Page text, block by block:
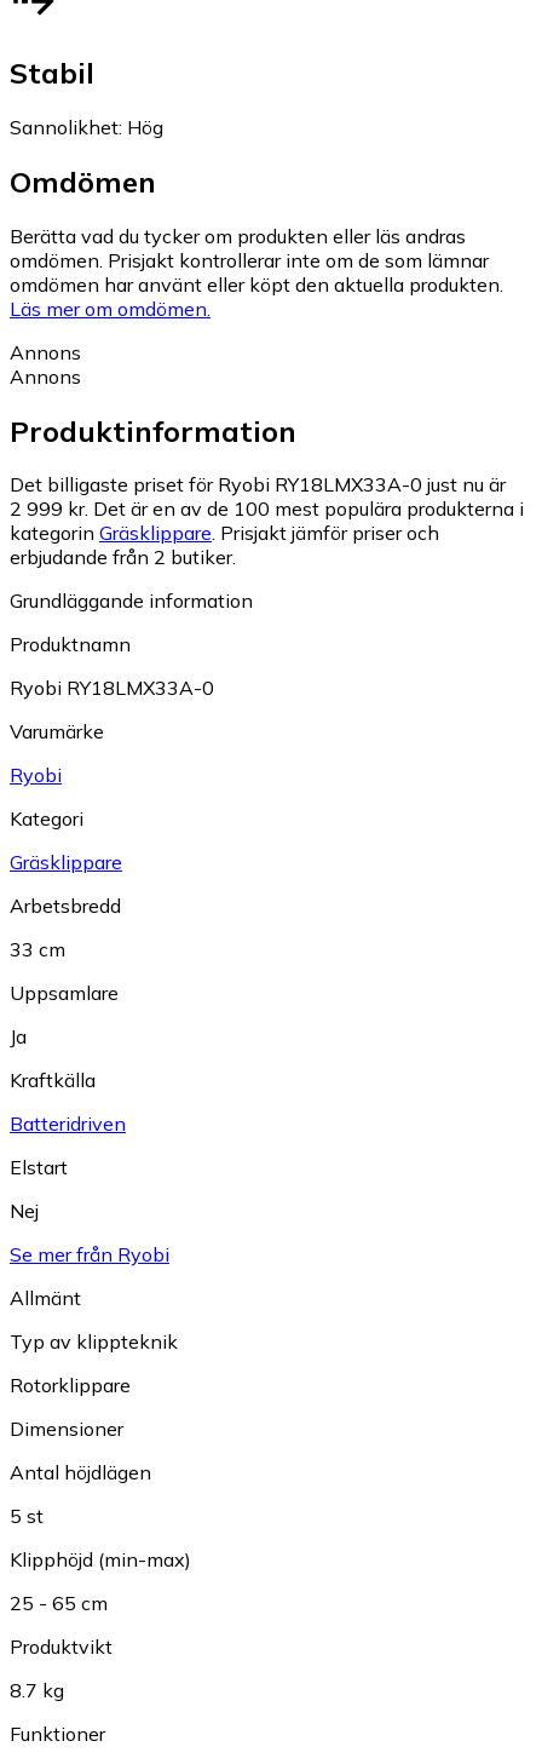
Stabil
Sannolikhet: Hög
Omdömen
Berätta vad du tycker om produkten eller läs andras
omdömen. Prisjakt kontrollerar inte om de som lämnar
omdömen har använt eller köpt den aktuella produkten.
Läs mer om omdömen.
Annons
Annons
Produktinformation
Det billigaste priset för Ryobi RY18LMX33A-0 just nu är
2 999 kr. Det är en av de 100 mest populära produkterna i
kategorin Gräsklippare. Prisjakt jämför priser och
erbjudande från 2 butiker.
Grundläggande information
Produktnamn
Ryobi RY18LMX33A-0
Varumärke
Ryobi
Kategori
Gräsklippare
Arbetsbredd
33 cm
Uppsamlare
Ja
Kraftkälla
Batteridriven
Elstart
Nej
Se mer från Ryobi
Allmänt
Typ av klippteknik
Rotorklippare
Dimensioner
Antal höjdlägen
5 st
Klipphöjd (min-max)
25 - 65 cm
Produktvikt
8.7 kg
Funktioner